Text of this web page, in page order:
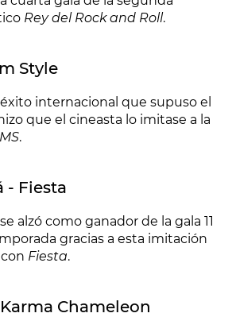
Rey del Rock and Roll.
Style
internacional que supuso el
que el cineasta lo imitase a la
.
- Fiesta
alzó como ganador de la gala 11
gracias a esta imitación
Fiesta.
Chameleon